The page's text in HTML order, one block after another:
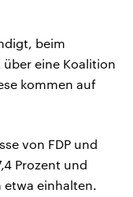
beim
eine Koalition
kommen auf
von FDP und
Prozent und
etwa einhalten.